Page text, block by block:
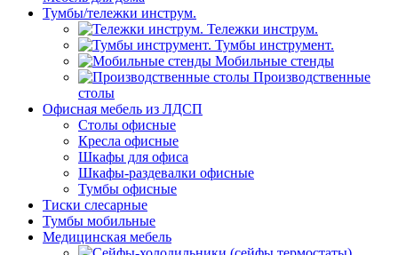
Тумбы/тележки инструм.
Тележки инструм.
Тумбы инструмент.
Мобильные стенды
Производственные
столы
Офисная мебель из ЛДСП
Столы офисные
Кресла офисные
Шкафы для офиса
Шкафы-раздевалки офисные
Тумбы офисные
Тиски слесарные
Тумбы мобильные
Медицинская мебель